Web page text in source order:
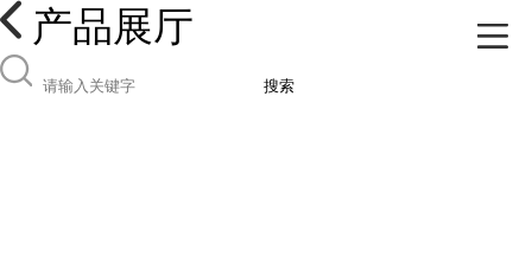
产品展厅
搜索